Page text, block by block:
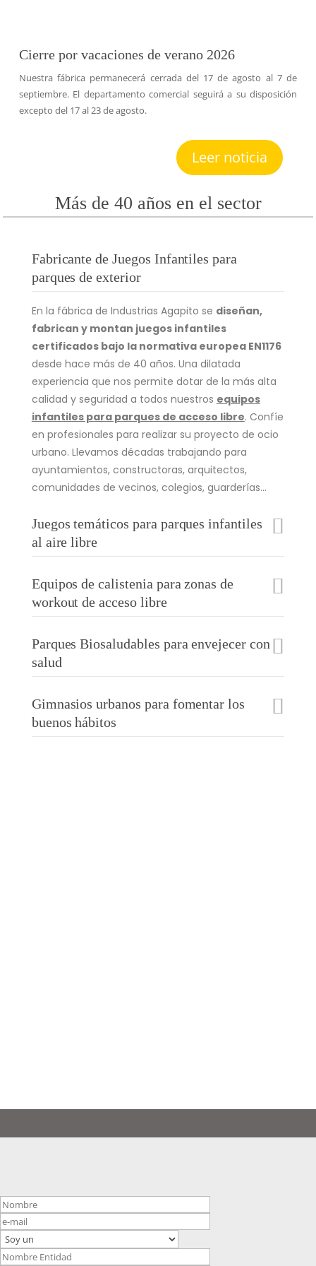
Cierre por vacaciones de verano 2026
Nuestra fábrica permanecerá cerrada del 17 de agosto al 7 de
septiembre. El departamento comercial seguirá a su disposición
excepto del 17 al 23 de agosto.
Leer noticia
Más de 40 años en el sector
Fabricante de Juegos Infantiles para
parques de exterior
En la fábrica de Industrias Agapito se diseñan,
fabrican y montan juegos infantiles
certificados bajo la normativa europea EN1176
desde hace más de 40 años. Una dilatada
experiencia que nos permite dotar de la más alta
calidad y seguridad a todos nuestros equipos
infantiles para parques de acceso libre. Confíe
en profesionales para realizar su proyecto de ocio
urbano. Llevamos décadas trabajando para
ayuntamientos, constructoras, arquitectos,
comunidades de vecinos, colegios, guarderías…
Juegos temáticos para parques infantiles
al aire libre
Equipos de calistenia para zonas de
workout de acceso libre
Parques Biosaludables para envejecer con
salud
Gimnasios urbanos para fomentar los
buenos hábitos